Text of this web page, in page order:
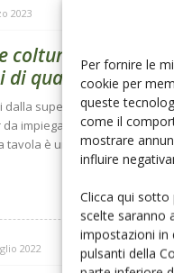
Per fornire le
cookie per
queste
come il
mostrare
influire
Clicca qui
scelte saranno
impostazioni in
pulsanti della
2023
colture starter
di qualità
dalla superficie delle drupe
impiegare nelle
tavola è uno degli obiettivi
2022